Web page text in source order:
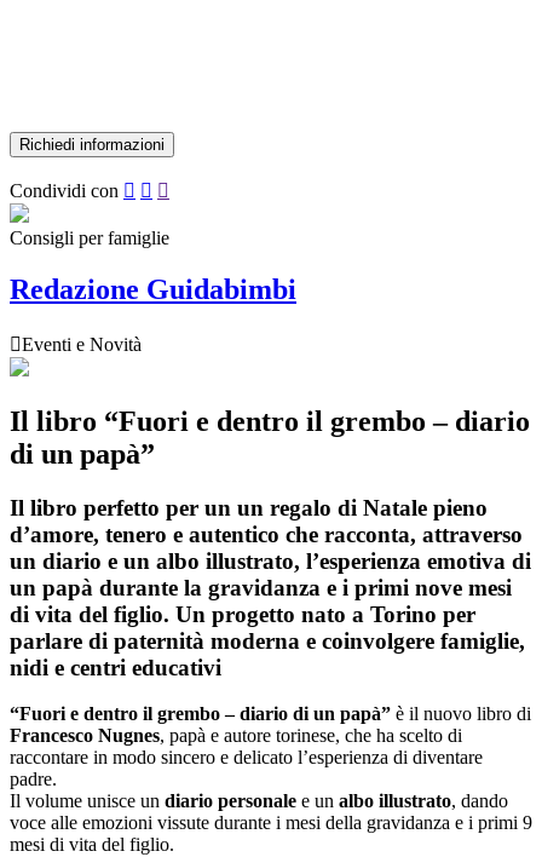
Condividi con   
Consigli per famiglie
Redazione Guidabimbi
Eventi e Novità
Il libro “Fuori e dentro il grembo – diario
di un papà”
Il libro perfetto per un un regalo di Natale pieno
d’amore, tenero e autentico che racconta, attraverso
un diario e un albo illustrato, l’esperienza emotiva di
un papà durante la gravidanza e i primi nove mesi
di vita del figlio. Un progetto nato a Torino per
parlare di paternità moderna e coinvolgere famiglie,
nidi e centri educativi
“Fuori e dentro il grembo – diario di un papà” è il nuovo libro di
Francesco Nugnes, papà e autore torinese, che ha scelto di
raccontare in modo sincero e delicato l’esperienza di diventare
padre.
Il volume unisce un diario personale e un albo illustrato, dando
voce alle emozioni vissute durante i mesi della gravidanza e i primi 9
mesi di vita del figlio.